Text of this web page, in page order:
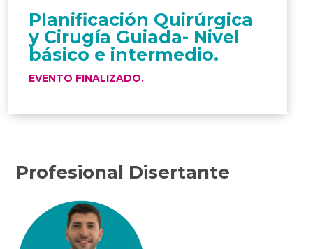
Planificación Quirúrgica
y Cirugía Guiada- Nivel
básico e intermedio.
EVENTO FINALIZADO.
Profesional Disertante